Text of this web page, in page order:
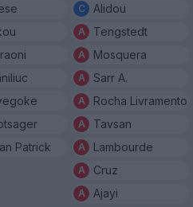
Patrick
Alidou
Tengstedt
Mosquera
Sarr A.
Rocha Livramento
Tavsan
Lambourde
Cruz
Ajayi